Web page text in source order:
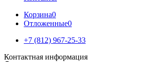
Корзина0
Отложенные0
+7 (812) 967-25-33
Контактная информация